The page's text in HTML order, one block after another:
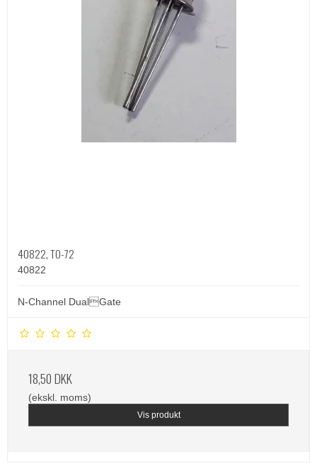
40822, TO-72
40822
N-Channel DualGate
18,50 DKK
(ekskl. moms)
Vis produkt